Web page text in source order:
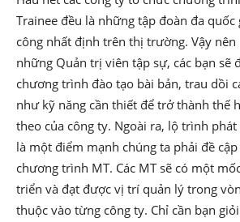
Trainee đều là những tập đoàn đa
công nhất định trên thị trường. Vậy
những Quản trị viên tập sự, các bạn sẽ
chương trình đào tạo bài bản, trau dồi
như kỹ năng cần thiết để trở thành thế
theo của công ty. Ngoài ra, lộ trình
là một điểm mạnh chúng ta phải đề
chương trình MT. Các MT sẽ có một
triển và đạt được vị trí quản lý trong
thuộc vào từng công ty. Chỉ cần bạn